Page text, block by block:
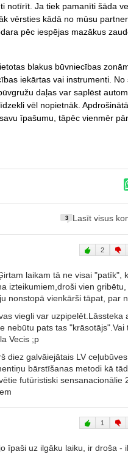
notīrīt. Ja tiek pamanīti šāda
vērsties kādā no mūsu
pēc iespējas mazākus
blakus būvniecības
iekārtas vai instrumenti. No
daļas var saplēst
vēl nopietnāk.
īpašumu, tāpēc vienmēr
3 Lasīt visus
2
laikam tā ne visai "patīk",
izteikumiem,droši vien
nonstopā vienkārši tāpat, par
viegli var uzpipelēt.Lāssteka
nebūtu pats tas "krāsotājs".Vai
Vecis ;p
diez galvāiejātais LV
bārstīšanas metodi kā
futūristiski sensanacionālie
1
īpaši uz ilgāku laiku, ir droša -